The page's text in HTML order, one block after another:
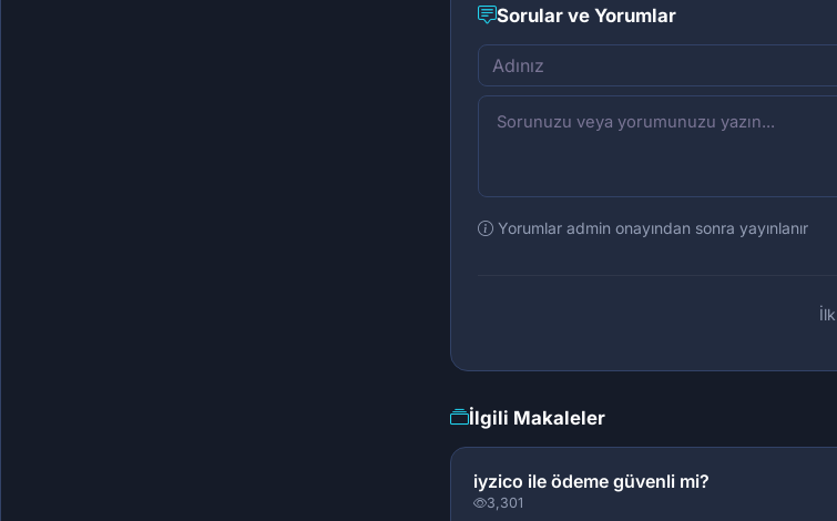
Sorular ve Yorumlar
Yorumlar admin onayından sonra yayınlanır
İlgili Makaleler
iyzico ile ödeme güvenli mi?
3,301